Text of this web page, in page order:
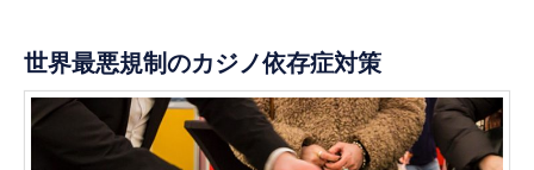
世界最悪規制のカジノ依存症対策